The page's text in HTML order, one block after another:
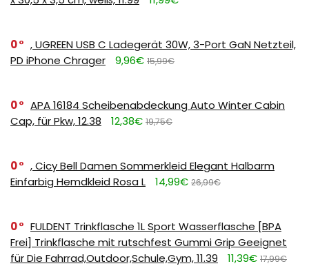
0
, UGREEN USB C Ladegerät 30W, 3-Port GaN Netzteil,
PD iPhone Chrager
9,96€ 15,99€
0
APA 16184 Scheibenabdeckung Auto Winter Cabin
Cap, für Pkw, 12.38
12,38€ 19,75€
0
, Cicy Bell Damen Sommerkleid Elegant Halbarm
Einfarbig Hemdkleid Rosa L
14,99€ 26,99€
0
FULDENT Trinkflasche 1L Sport Wasserflasche [BPA
Frei] Trinkflasche mit rutschfest Gummi Grip Geeignet
für Die Fahrrad,Outdoor,Schule,Gym, 11.39
11,39€ 17,99€